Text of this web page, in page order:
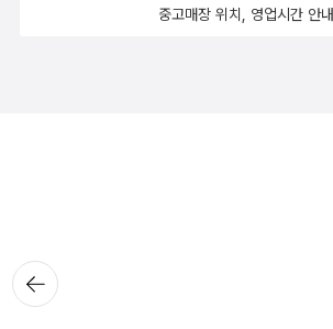
뒤로가
기
중고매장 위치, 영업시간 안내